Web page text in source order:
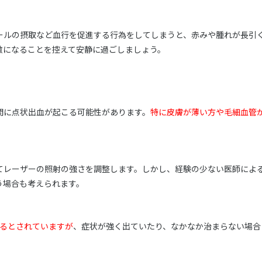
の摂取など血行を促進する行為をしてしまうと、赤みや腫れが長引
なることを控えて安静に過ごしましょう。
点状出血が起こる可能性があります。 特に皮膚が薄い方や毛細血管
ーザーの照射の強さを調整します。しかし、経験の少ない医師によ
合も考えられます。
とされていますが、症状が強く出ていたり、なかなか治まらない場